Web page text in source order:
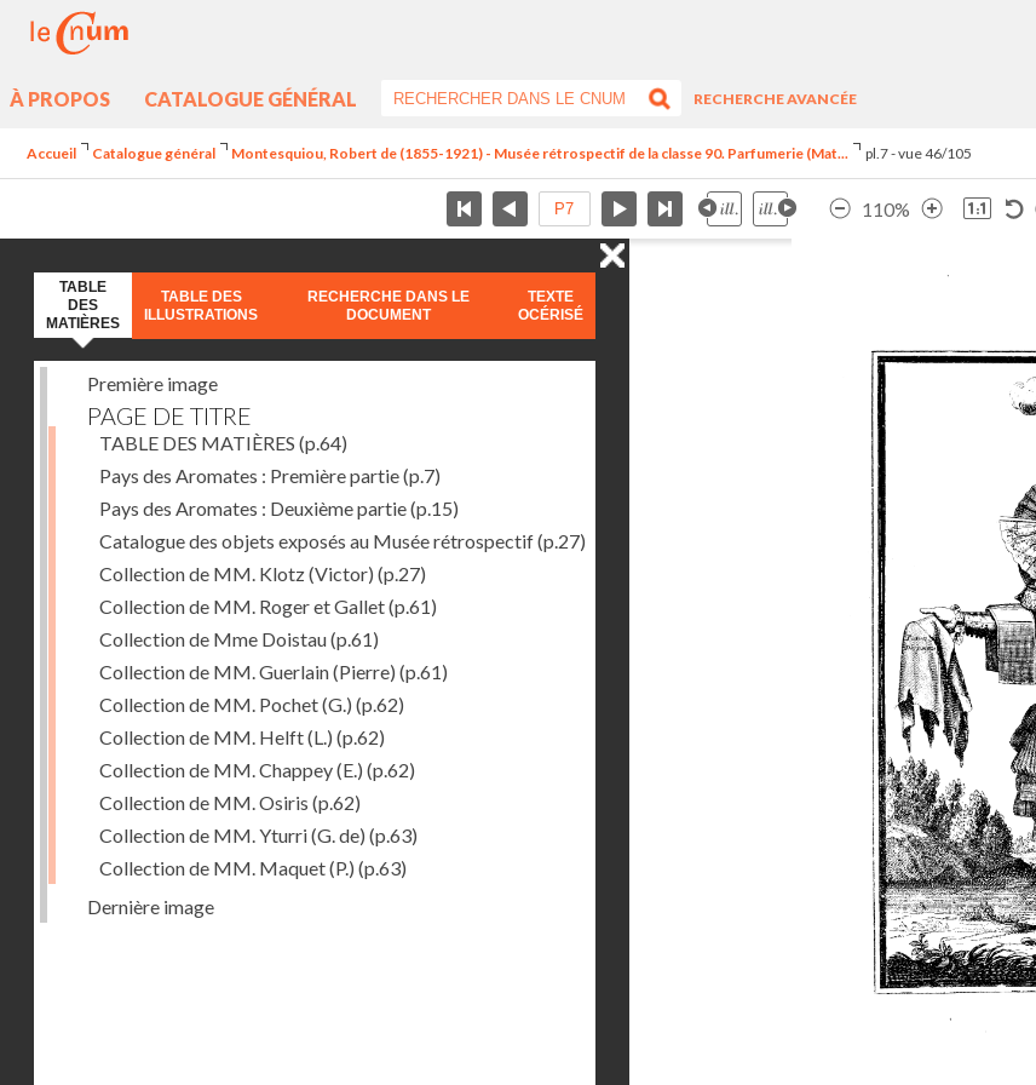
À PROPOS CATALOGUE GÉNÉRAL
RECHERCHE AVANCÉE
Accueil Catalogue général Montesquiou, Robert de (1855-1921) - Musée rétrospectif de la classe 90. Parfumerie (Mat... pl.7 - vue 46/105
110%
TABLE
DES
MATIÈRES
TABLE DES
ILLUSTRATIONS
RECHERCHE DANS LE
DOCUMENT
TEXTE
OCÉRISÉ
Première image
PAGE DE TITRE
TABLE DES MATIÈRES (p.64)
Pays des Aromates : Première partie(p.7)
Pays des Aromates : Deuxième partie(p.15)
Catalogue des objets exposés au Musée rétrospectif(p.27)
Collection de MM. Klotz (Victor) (p.27)
Collection de MM. Roger et Gallet(p.61)
Collection de Mme Doistau(p.61)
Collection de MM. Guerlain (Pierre) (p.61)
Collection de MM. Pochet (G.) (p.62)
Collection de MM. Helft (L.) (p.62)
Collection de MM. Chappey (E.) (p.62)
Collection de MM. Osiris (p.62)
Collection de MM. Yturri (G. de) (p.63)
Collection de MM. Maquet (P.) (p.63)
Dernière image